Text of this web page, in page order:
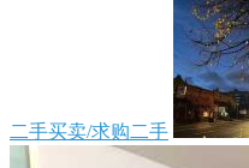
二手买卖/求购二手